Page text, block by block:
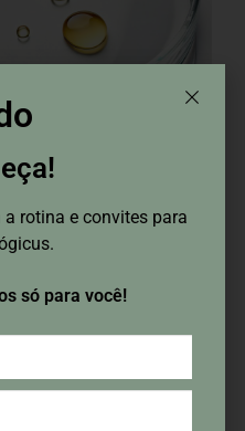
de Lactobacillus
e
Reduz irritações,
saudável e acalma.
rotina e convites para
só para você!